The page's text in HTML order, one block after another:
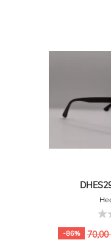
-86% 70,00